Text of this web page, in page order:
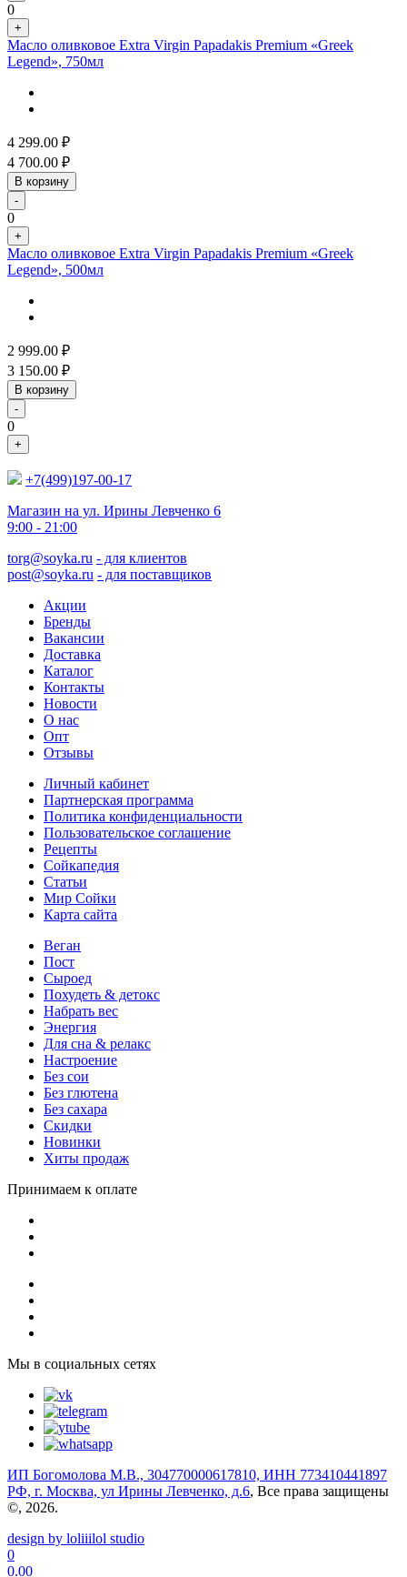
0
+
Масло оливковое Extra Virgin Papadakis Premium «Greek
Legend», 750мл
4 299.00 ₽
4 700.00 ₽
В корзину
-
0
+
Масло оливковое Extra Virgin Papadakis Premium «Greek
Legend», 500мл
2 999.00 ₽
3 150.00 ₽
В корзину
-
0
+
+7(499)197-00-17
Магазин на ул. Ирины Левченко 6
9:00 - 21:00
torg@soyka.ru - для клиентов
post@soyka.ru - для поставщиков
Акции
Бренды
Вакансии
Доставка
Каталог
Контакты
Новости
О нас
Опт
Отзывы
Личный кабинет
Партнерская программа
Политика конфиденциальности
Пользовательское соглашение
Рецепты
Сойкапедия
Статьи
Мир Сойки
Карта сайта
Веган
Пост
Сыроед
Похудеть & детокс
Набрать вес
Энергия
Для сна & релакс
Настроение
Без сои
Без глютена
Без сахара
Скидки
Новинки
Хиты продаж
Принимаем к оплате
Мы в социальных сетях
ИП Богомолова М.В., 304770000617810, ИНН 773410441897
РФ, г. Москва, ул Ирины Левченко, д.6, Все права защищены
©, 2026.
design by loliiilol studio
0
0.00